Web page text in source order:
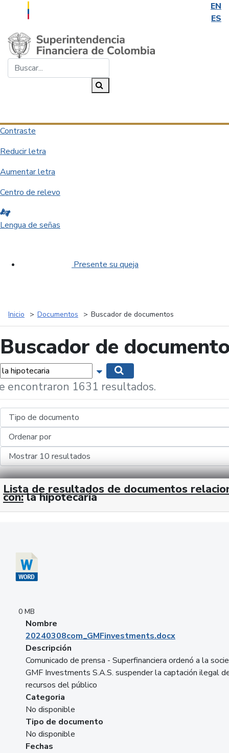
EN
ES
Saltar al contenido principal
Contraste
Reducir letra
Aumentar letra
Centro de relevo
Lengua de señas
Presente su queja
Inicio Documentos Buscador de documentos
Buscador de
Mostrar opciones de búsqueda
encontraron 1631 resultados.
Lista de resultados de documentos
con: la hipotecaria
0 MB
Nombre
20240308com_GMFinvestments.docx
Descripción
Comunicado de prensa - Superfinanciera ordenó a la
GMF Investments S.A.S. suspender la captación ilegal
recursos del público
Categoria
No disponible
Tipo de documento
No disponible
Fechas